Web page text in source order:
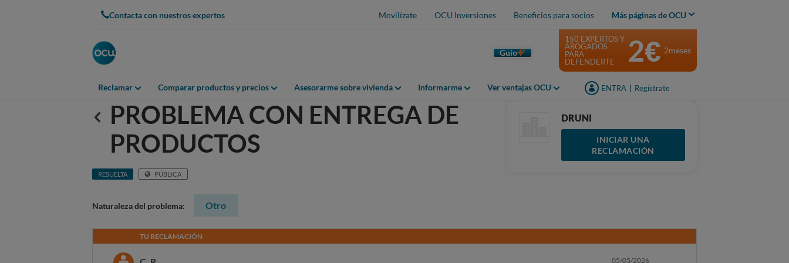
Contacta con nuestros expertos Movilízate OCU Inversiones Beneficios para socios Más páginas de OCU
Guio
Reclamar Comparar productos y precios Asesorarme sobre vivienda Informarme Ver ventajas OCU ENTRA Regístrate
150 EXPERTOS Y
ABOGADOS
PARA
DEFENDERTE
2€ 2meses
Anterior
PROBLEMA CON ENTREGA DE
PRODUCTOS
RESUELTA PÚBLICA
DRUNI
INICIAR UNA
RECLAMACIÓN
Naturaleza del problema: Otro
TU RECLAMACIÓN
05/05/2026